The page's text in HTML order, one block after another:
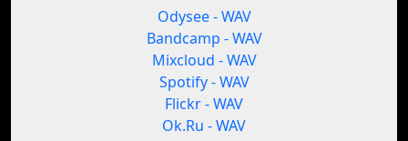
Odysee - WAV
Bandcamp - WAV
Mixcloud - WAV
Spotify - WAV
Flickr - WAV
Ok.Ru - WAV